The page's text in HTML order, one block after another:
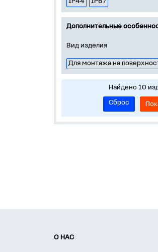
Дополнительные
Вид изделия
Для монтажа на
Найдено 10
Сброс
О НАС